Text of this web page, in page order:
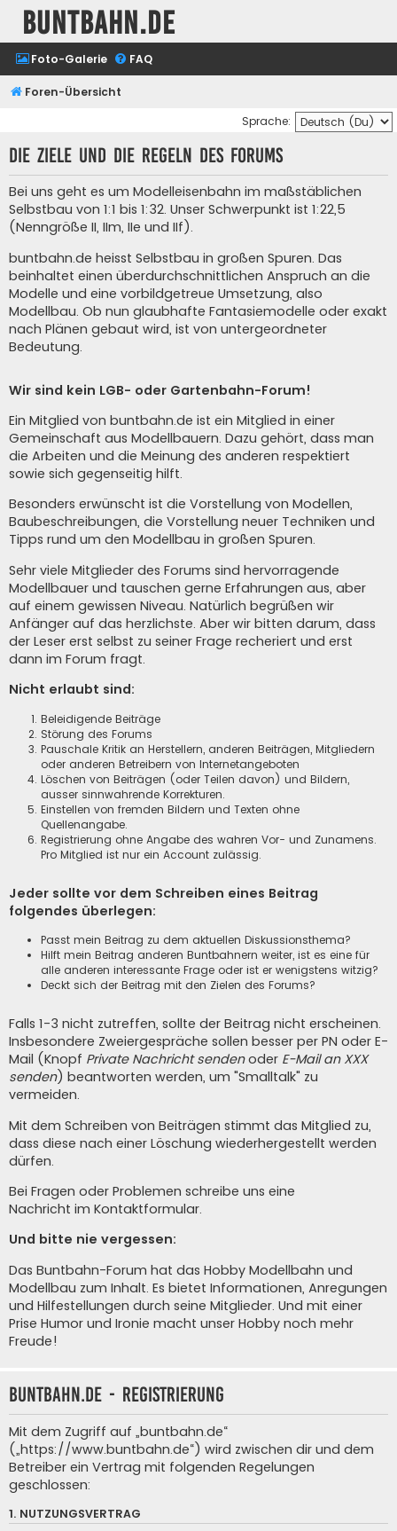
buntbahn.de
Foto-Galerie FAQ
Foren-Übersicht
Sprache:
Die Ziele und die Regeln des Forums
Bei uns geht es um Modelleisenbahn im maßstäblichen
Selbstbau von 1:1 bis 1:32. Unser Schwerpunkt ist 1:22,5
(Nenngröße II, IIm, IIe und IIf).
buntbahn.de heisst Selbstbau in großen Spuren. Das
beinhaltet einen überdurchschnittlichen Anspruch an die
Modelle und eine vorbildgetreue Umsetzung, also
Modellbau. Ob nun glaubhafte Fantasiemodelle oder exakt
nach Plänen gebaut wird, ist von untergeordneter
Bedeutung.
Wir sind kein LGB- oder Gartenbahn-Forum!
Ein Mitglied von buntbahn.de ist ein Mitglied in einer
Gemeinschaft aus Modellbauern. Dazu gehört, dass man
die Arbeiten und die Meinung des anderen respektiert
sowie sich gegenseitig hilft.
Besonders erwünscht ist die Vorstellung von Modellen,
Baubeschreibungen, die Vorstellung neuer Techniken und
Tipps rund um den Modellbau in großen Spuren.
Sehr viele Mitglieder des Forums sind hervorragende
Modellbauer und tauschen gerne Erfahrungen aus, aber
auf einem gewissen Niveau. Natürlich begrüßen wir
Anfänger auf das herzlichste. Aber wir bitten darum, dass
der Leser erst selbst zu seiner Frage recheriert und erst
dann im Forum fragt.
Nicht erlaubt sind:
Beleidigende Beiträge
Störung des Forums
Pauschale Kritik an Herstellern, anderen Beiträgen, Mitgliedern
oder anderen Betreibern von Internetangeboten
Löschen von Beiträgen (oder Teilen davon) und Bildern,
ausser sinnwahrende Korrekturen.
Einstellen von fremden Bildern und Texten ohne
Quellenangabe.
Registrierung ohne Angabe des wahren Vor- und Zunamens.
Pro Mitglied ist nur ein Account zulässig.
Jeder sollte vor dem Schreiben eines Beitrag
folgendes überlegen:
Passt mein Beitrag zu dem aktuellen Diskussionsthema?
Hilft mein Beitrag anderen Buntbahnern weiter, ist es eine für
alle anderen interessante Frage oder ist er wenigstens witzig?
Deckt sich der Beitrag mit den Zielen des Forums?
Falls 1-3 nicht zutreffen, sollte der Beitrag nicht erscheinen.
Insbesondere Zweiergespräche sollen besser per PN oder E-
Mail (Knopf Private Nachricht sendenoder E-Mail an XXX
senden) beantworten werden, um "Smalltalk" zu
vermeiden.
Mit dem Schreiben von Beiträgen stimmt das Mitglied zu,
dass diese nach einer Löschung wiederhergestellt werden
dürfen.
Bei Fragen oder Problemen schreibe uns eine
Nachricht im Kontaktformular.
Und bitte nie vergessen:
Das Buntbahn-Forum hat das Hobby Modellbahn und
Modellbau zum Inhalt. Es bietet Informationen, Anregungen
und Hilfestellungen durch seine Mitglieder. Und mit einer
Prise Humor und Ironie macht unser Hobby noch mehr
Freude!
buntbahn.de - Registrierung
Mit dem Zugriff auf „buntbahn.de“
(„https://www.buntbahn.de“) wird zwischen dir und dem
Betreiber ein Vertrag mit folgenden Regelungen
geschlossen:
1. NUTZUNGSVERTRAG